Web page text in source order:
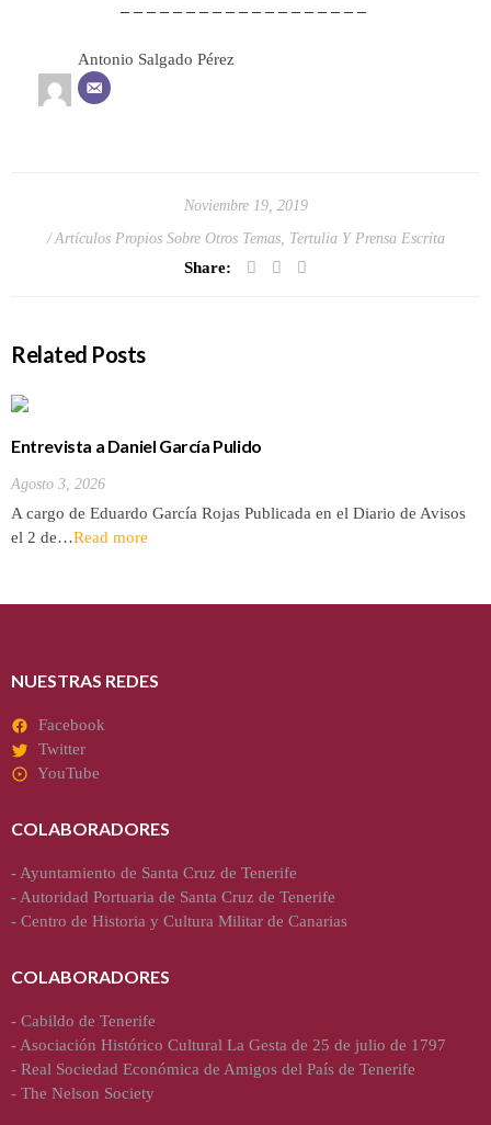
– – – – – – – – – – – – – – – – – – –
Antonio Salgado Pérez
Noviembre 19, 2019
Artículos Propios Sobre Otros Temas, Tertulia Y Prensa Escrita
Share:
Related Posts
Entrevista a Daniel García Pulido
Agosto 3, 2026
A cargo de Eduardo García Rojas Publicada en el Diario de Avisos
el 2 de…Read more
NUESTRAS REDES
Facebook
Twitter
YouTube
COLABORADORES
- Ayuntamiento de Santa Cruz de Tenerife
- Autoridad Portuaria de Santa Cruz de Tenerife
- Centro de Historia y Cultura Militar de Canarias
COLABORADORES
- Cabildo de Tenerife
- Asociación Histórico Cultural La Gesta de 25 de julio de 1797
- Real Sociedad Económica de Amigos del País de Tenerife
- The Nelson Society